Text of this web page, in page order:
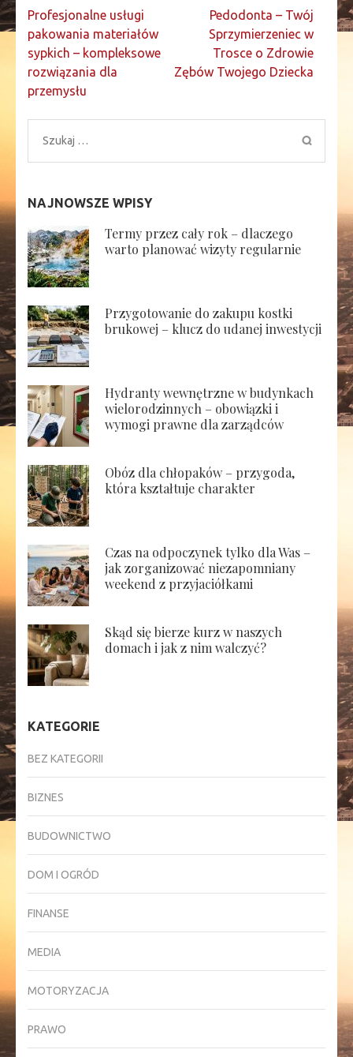
Nawigacja
wpisu
Profesjonalne usługi
pakowania materiałów
sypkich – kompleksowe
rozwiązania dla
przemysłu
Pedodonta – Twój
Sprzymierzeniec w
Trosce o Zdrowie
Zębów Twojego Dziecka
Szukaj:
NAJNOWSZE WPISY
Termy przez cały rok – dlaczego
warto planować wizyty regularnie
Przygotowanie do zakupu kostki
brukowej – klucz do udanej inwestycji
Hydranty wewnętrzne w budynkach
wielorodzinnych – obowiązki i
wymogi prawne dla zarządców
Obóz dla chłopaków – przygoda,
która kształtuje charakter
Czas na odpoczynek tylko dla Was –
jak zorganizować niezapomniany
weekend z przyjaciółkami
Skąd się bierze kurz w naszych
domach i jak z nim walczyć?
KATEGORIE
BEZ KATEGORII
BIZNES
BUDOWNICTWO
DOM I OGRÓD
FINANSE
MEDIA
MOTORYZACJA
PRAWO